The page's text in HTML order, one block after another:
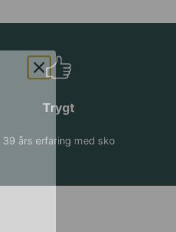
Trygt
39 års erfaring med sko